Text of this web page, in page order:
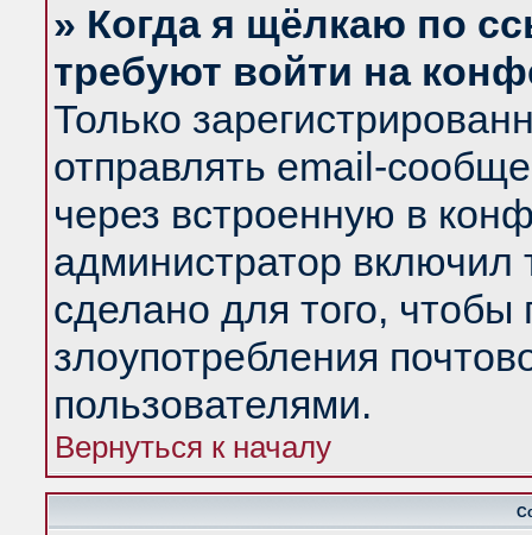
» Когда я щёлкаю по
требуют войти на
Только
отправлять email-
через встроенную в
администратор
сделано для того, чтобы
злоупотребления
пользователями.
Вернуться к началу